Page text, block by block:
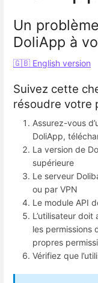
Un
DoliApp à
🇬🇧 English version
Suivez cette
résoudre votre
Assurez-vous
DoliApp,
La version de
supérieure
Le serveur
ou par VPN
Le module API
L’utilisateur
les permissions
propres
Vérifiez que